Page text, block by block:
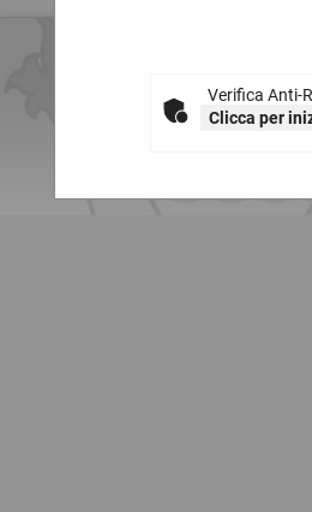
Verifica Anti-
Clicca per